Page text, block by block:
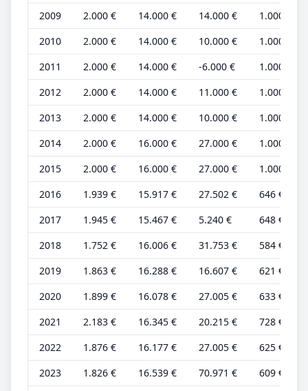
2009
2.000 € 14.000 € 14.000 €
1.000 €
2010
2.000 € 14.000 € 10.000 €
1.000 €
2011
2.000 € 14.000 € -6.000 €
1.000 €
2012
2.000 € 14.000 € 11.000 €
1.000 €
2013
2.000 € 14.000 € 10.000 €
1.000 €
2014
2.000 € 16.000 € 27.000 €
1.000 €
2015
2.000 € 16.000 € 27.000 €
1.000 €
2016
1.939 € 15.917 € 27.502 €
646 €
2017
1.945 € 15.467 € 5.240 €
648 €
2018
1.752 € 16.006 € 31.753 €
584 €
2019
1.863 € 16.288 € 16.607 €
621 €
2020
1.899 € 16.078 € 27.005 €
633 €
2021
2.183 € 16.345 € 20.215 €
728 €
2022
1.876 € 16.177 € 27.005 €
625 €
2023
1.826 € 16.539 € 70.971 €
609 €